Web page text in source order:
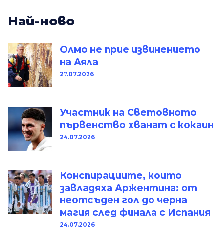
Най-ново
Олмо не прие извинението
на Аяла
27.07.2026
Участник на Световното
първенство хванат с кокаин
24.07.2026
Конспирациите, които
завладяха Аржентина: от
неотсъден гол до черна
магия след финала с Испания
24.07.2026